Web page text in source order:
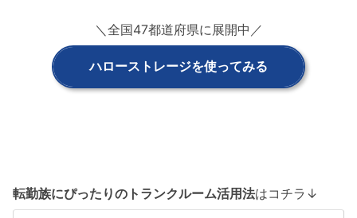
＼全国47都道府県に展開中／
ハローストレージを使ってみる
転勤族にぴったりのトランクルーム活用法はコチラ↓